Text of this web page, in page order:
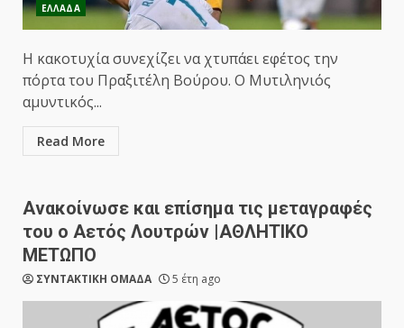
ΕΛΛΑΔΑ
Η κακοτυχία συνεχίζει να χτυπάει εφέτος την
πόρτα του Πραξιτέλη Βούρου. Ο Μυτιληνιός
αμυντικός...
Read More
Ανακοίνωσε και επίσημα τις μεταγραφές
του ο Αετός Λουτρών |ΑΘΛΗΤΙΚΟ
ΜΕΤΩΠΟ
ΣΥΝΤΑΚΤΙΚΗ ΟΜΑΔΑ 5 έτη ago